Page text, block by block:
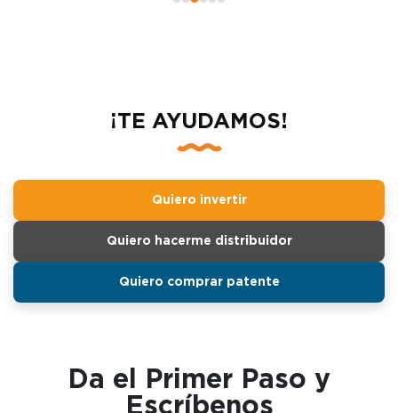
¡TE AYUDAMOS!
Quiero invertir
Quiero hacerme distribuidor
Quiero comprar patente
Da el Primer Paso y
Escríbenos